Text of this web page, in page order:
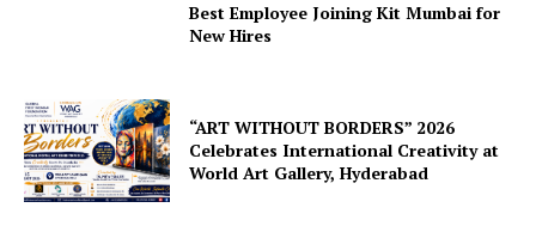
Best Employee Joining Kit Mumbai for
New Hires
“ART WITHOUT BORDERS” 2026
Celebrates International Creativity at
World Art Gallery, Hyderabad